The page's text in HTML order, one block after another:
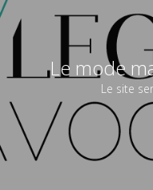
Le mode
Le site